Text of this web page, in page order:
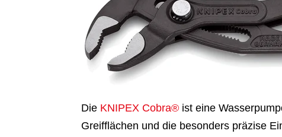
Die KNIPEX Cobra® ist eine
Greifflächen und die besonders präzise